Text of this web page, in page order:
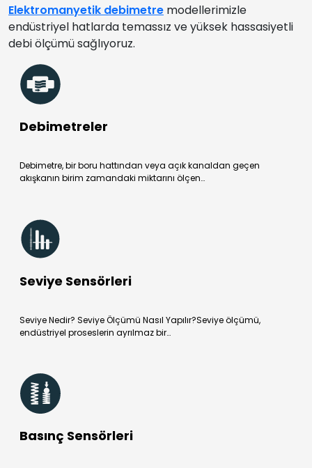
Elektromanyetik debimetre modellerimizle
endüstriyel hatlarda temassız ve yüksek hassasiyetli
debi ölçümü sağlıyoruz.
Debimetreler
Debimetre, bir boru hattından veya açık kanaldan geçen
akışkanın birim zamandaki miktarını ölçen…
Seviye Sensörleri
Seviye Nedir? Seviye Ölçümü Nasıl Yapılır?Seviye ölçümü,
endüstriyel proseslerin ayrılmaz bir…
Basınç Sensörleri